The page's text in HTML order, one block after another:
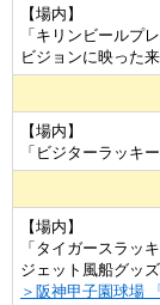
【場内】
「キリンビールプ
ビジョンに映った
【場内】
「ビジターラッキ
【場内】
「タイガースラッ
ジェット風船グッ
＞阪神甲子園球場